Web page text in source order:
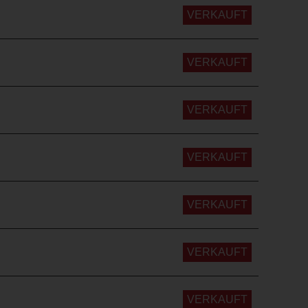
VERKAUFT
VERKAUFT
VERKAUFT
VERKAUFT
VERKAUFT
VERKAUFT
VERKAUFT